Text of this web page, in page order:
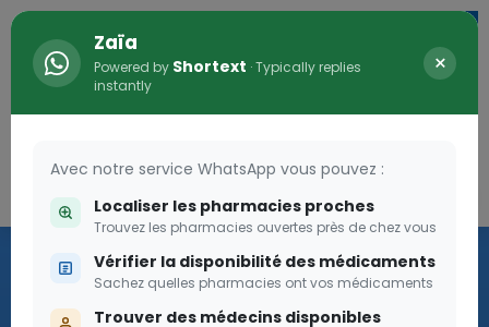
Vaccination
Zaïa
Powered by Shortext · Typically replies
instantly
×
Avec notre service WhatsApp vous pouvez :
Localiser les pharmacies proches
Trouvez les pharmacies ouvertes près de chez vous
Vérifier la disponibilité des médicaments
Sachez quelles pharmacies ont vos médicaments
Trouver des médecins disponibles